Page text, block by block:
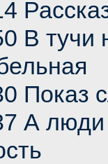
В
Показ
А люди